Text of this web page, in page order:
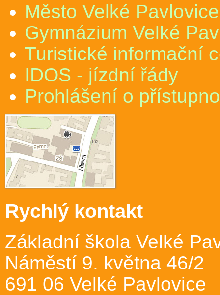
Město Velké Pavlovice
Gymnázium Velké
Turistické informační
IDOS - jízdní řády
Prohlášení o
Rychlý kontakt
Základní škola Velké
Náměstí 9. května 46/2
691 06 Velké Pavlovice